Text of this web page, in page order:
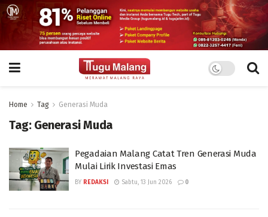
Home Tag Generasi Muda
Tag: Generasi Muda
Pegadaian Malang Catat Tren Generasi Muda
Mulai Lirik Investasi Emas
BY REDAKSI Sabtu, 13 Jun 2026 0